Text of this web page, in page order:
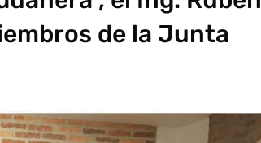
de la Junta